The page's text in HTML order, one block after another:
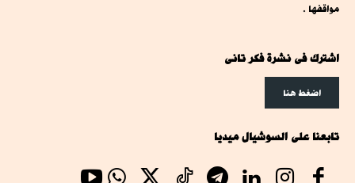
مواقفها .
اشترك فى نشرة فكر تانى
اضغط هنا
تابعنا على السوشيال ميديا